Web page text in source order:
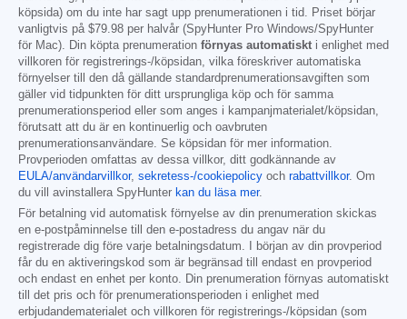
köpsida) om du inte har sagt upp prenumerationen i tid. Priset börjar
vanligtvis på $79.98 per halvår (SpyHunter Pro Windows/SpyHunter
för Mac). Din köpta prenumeration förnyas automatiskt i enlighet med
villkoren för registrerings-/köpsidan, vilka föreskriver automatiska
förnyelser till den då gällande standardprenumerationsavgiften som
gäller vid tidpunkten för ditt ursprungliga köp och för samma
prenumerationsperiod eller som anges i kampanjmaterialet/köpsidan,
förutsatt att du är en kontinuerlig och oavbruten
prenumerationsanvändare. Se köpsidan för mer information.
Provperioden omfattas av dessa villkor, ditt godkännande av
EULA/användarvillkor, sekretess-/cookiepolicy och rabattvillkor. Om
du vill avinstallera SpyHunter kan du läsa mer.
För betalning vid automatisk förnyelse av din prenumeration skickas
en e-postpåminnelse till den e-postadress du angav när du
registrerade dig före varje betalningsdatum. I början av din provperiod
får du en aktiveringskod som är begränsad till endast en provperiod
och endast en enhet per konto. Din prenumeration förnyas automatiskt
till det pris och för prenumerationsperioden i enlighet med
erbjudandematerialet och villkoren för registrerings-/köpsidan (som